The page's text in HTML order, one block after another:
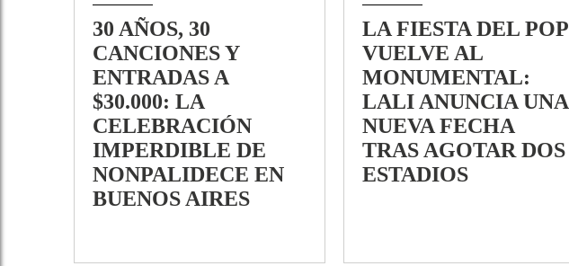
30 AÑOS, 30
CANCIONES Y
ENTRADAS A
$30.000: LA
CELEBRACIÓN
IMPERDIBLE DE
NONPALIDECE EN
BUENOS AIRES
LA FIESTA DEL POP
VUELVE AL
MONUMENTAL:
LALI ANUNCIA UNA
NUEVA FECHA
TRAS AGOTAR DOS
ESTADIOS